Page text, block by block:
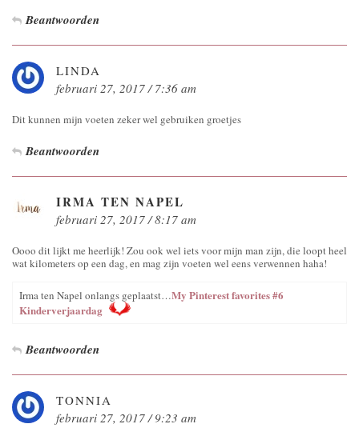
Beantwoorden
LINDA
februari 27, 2017 / 7:36 am
Dit kunnen mijn voeten zeker wel gebruiken groetjes
Beantwoorden
IRMA TEN NAPEL
februari 27, 2017 / 8:17 am
Oooo dit lijkt me heerlijk! Zou ook wel iets voor mijn man zijn, die loopt heel
wat kilometers op een dag, en mag zijn voeten wel eens verwennen haha!
Irma ten Napel onlangs geplaatst…My Pinterest favorites #6
Kinderverjaardag
Beantwoorden
TONNIA
februari 27, 2017 / 9:23 am